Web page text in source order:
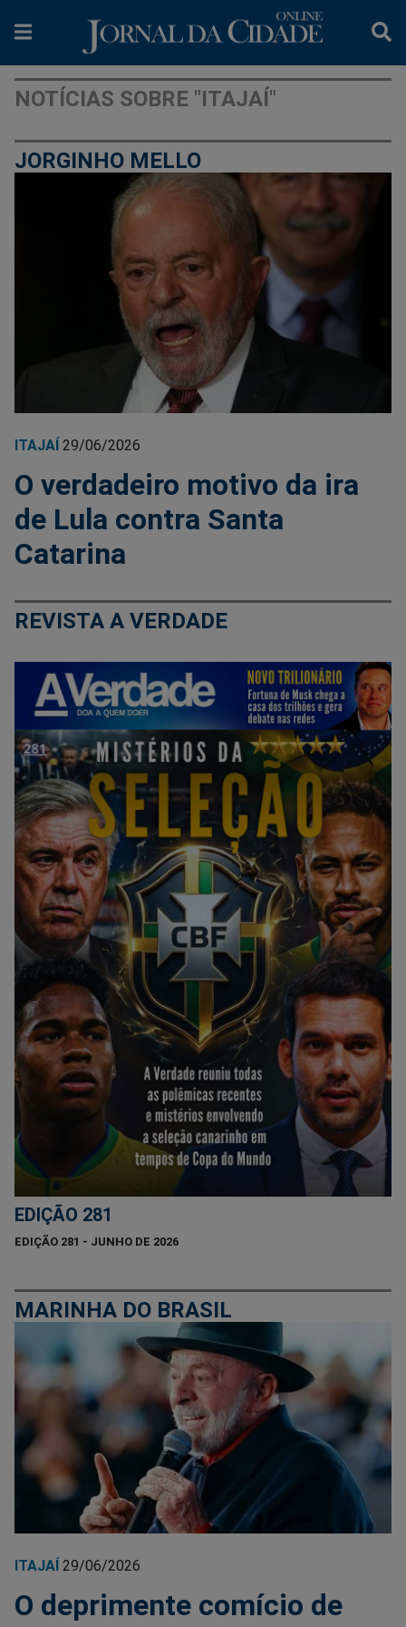
NOTÍCIAS SOBRE "ITAJAÍ"
JORGINHO MELLO
ITAJAÍ 29/06/2026
O verdadeiro motivo da ira
de Lula contra Santa
Catarina
REVISTA A VERDADE
EDIÇÃO 281
EDIÇÃO 281 - JUNHO DE 2026
MARINHA DO BRASIL
ITAJAÍ 29/06/2026
O deprimente comício de